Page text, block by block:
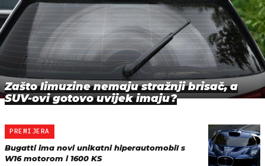
Zašto limuzine nemaju stražnji brisač, a
SUV-ovi gotovo uvijek imaju?
PREMIJERA
Bugatti ima novi unikatni hiperautomobil s
W16 motorom i 1600 KS